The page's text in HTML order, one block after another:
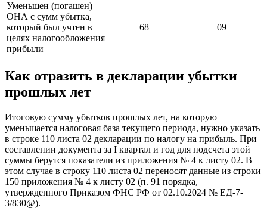
Уменьшен (погашен)
ОНА с сумм убытка,
который был учтен в
целях налогообложения
прибыли
68 09
Как отразить в декларации убытки
прошлых лет
Итоговую сумму убытков прошлых лет, на которую
уменьшается налоговая база текущего периода, нужно указать
в строке 110 листа 02 декларации по налогу на прибыль. При
составлении документа за I квартал и год для подсчета этой
суммы берутся показатели из приложения № 4 к листу 02. В
этом случае в строку 110 листа 02 переносят данные из строки
150 приложения № 4 к листу 02 (п. 91 порядка,
утвержденного Приказом ФНС РФ от 02.10.2024 № ЕД-7-
3/830@).